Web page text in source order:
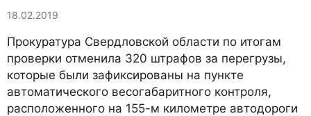
18.02.2019
Прокуратура Свердловской области по итогам
проверки отменила 320 штрафов за перегрузы,
которые были зафиксированы на пункте
автоматического весогабаритного контроля,
расположенного на 155-м километре автодороги